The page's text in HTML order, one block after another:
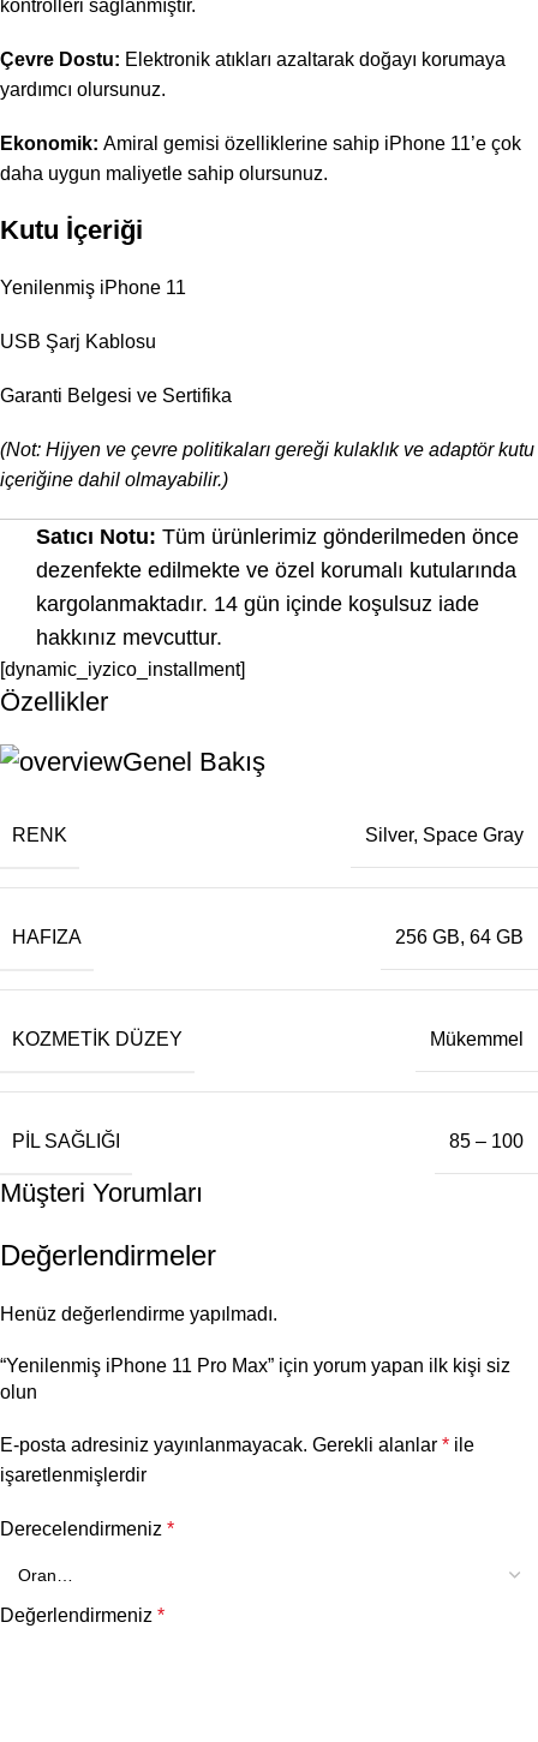
kontrolleri sağlanmıştır.
Çevre Dostu: Elektronik atıkları azaltarak doğayı korumaya
yardımcı olursunuz.
Ekonomik: Amiral gemisi özelliklerine sahip iPhone 11’e çok
daha uygun maliyetle sahip olursunuz.
Kutu İçeriği
Yenilenmiş iPhone 11
USB Şarj Kablosu
Garanti Belgesi ve Sertifika
(Not: Hijyen ve çevre politikaları gereği kulaklık ve adaptör kutu
içeriğine dahil olmayabilir.)
Satıcı Notu: Tüm ürünlerimiz gönderilmeden önce
dezenfekte edilmekte ve özel korumalı kutularında
kargolanmaktadır. 14 gün içinde koşulsuz iade
hakkınız mevcuttur.
[dynamic_iyzico_installment]
Özellikler
Genel Bakış
RENK Silver, Space Gray
HAFIZA 256 GB, 64 GB
KOZMETIK DÜZEY Mükemmel
PIL SAĞLIĞI 85 – 100
Müşteri Yorumları
Değerlendirmeler
Henüz değerlendirme yapılmadı.
“Yenilenmiş iPhone 11 Pro Max” için yorum yapan ilk kişi siz
olun
E-posta adresiniz yayınlanmayacak. Gerekli alanlar * ile
işaretlenmişlerdir
Derecelendirmeniz *
Değerlendirmeniz *